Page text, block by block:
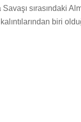
sırasındaki
biri